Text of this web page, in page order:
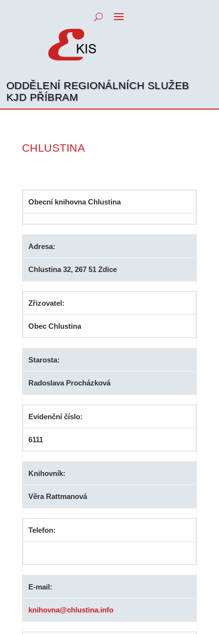
ODDĚLENÍ REGIONÁLNÍCH SLUŽEB
KJD PŘÍBRAM
CHLUSTINA
Obecní knihovna Chlustina
Adresa:
Chlustina 32, 267 51 Zdice
Zřizovatel:
Obec Chlustina
Starosta:
Radoslava Procházková
Evidenční číslo:
6111
Knihovník:
Věra Rattmanová
Telefon:
E-mail:
knihovna@chlustina.info